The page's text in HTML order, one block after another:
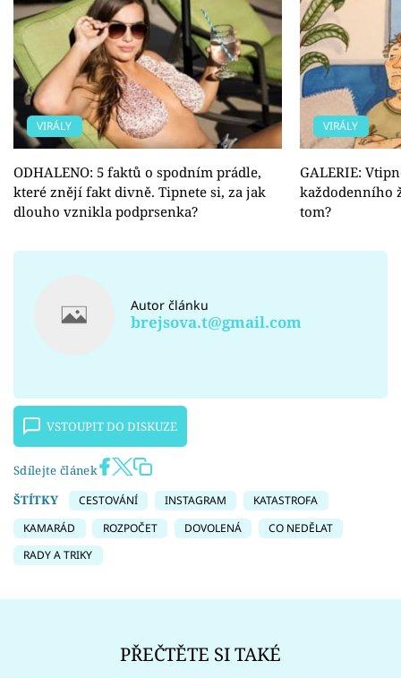
VIRÁLY
ODHALENO: 5 faktů o spodním prádle,
které znějí fakt divně. Tipnete si, za jak
dlouho vznikla podprsenka?
VIRÁLY
GALERIE:
každodenního
tom?
Autor článku
brejsova.t@gmail.com
VSTOUPIT DO DISKUZE
Sdílejte článek
ŠTÍTKY
CESTOVÁNÍ INSTAGRAM
KATASTROFA
KAMARÁD
ROZPOČET DOVOLENÁ
CO NEDĚLAT
RADY A TRIKY
PŘEČTĚTE SI TAKÉ